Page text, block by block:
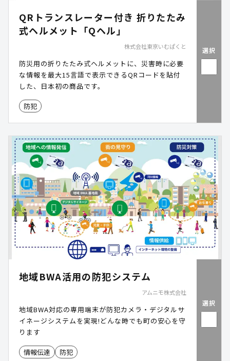
QRトランスレーター付き 折りたたみ
式ヘルメット「Qヘル」
株式会社東京いむぱくと
防災用の折りたたみ式ヘルメットに、災害時に必要
な情報を最大15言語で表示できるQRコードを貼付
した、日本初の商品です。
防犯
選択
地域BWA活用の防犯システム
アムニモ株式会社
地域BWA対応の専用端末が防犯カメラ・デジタルサ
イネージシステムを実現!どんな時でも町の安心を守
ります
情報伝達 防犯
選択